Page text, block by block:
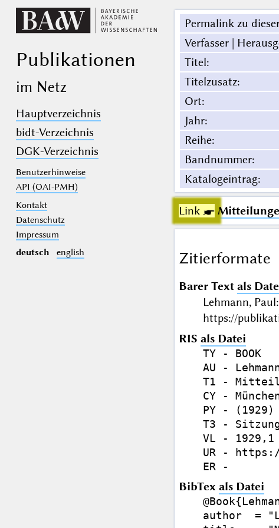
Publikationen
im Netz
Hauptverzeichnis
bidt-Verzeichnis
DGK-Verzeichnis
Benutzerhinweise
API (OAI-PMH)
Kontakt
Datenschutz
Impressum
deutsch
english
Permalink zu
Verfasser |
Titel:
Titelzusatz:
Ort:
Jahr:
Reihe:
Bandnummer:
Katalogeintrag:
Link ☛
Zitierformate
Barer Text als
Lehmann,
https://
RIS als Datei
TY - BOOK
AU -
T1 -
CY -
PY - (1929)
T3 -
VL - 1929,1
UR -
BibTex als Datei
author  =